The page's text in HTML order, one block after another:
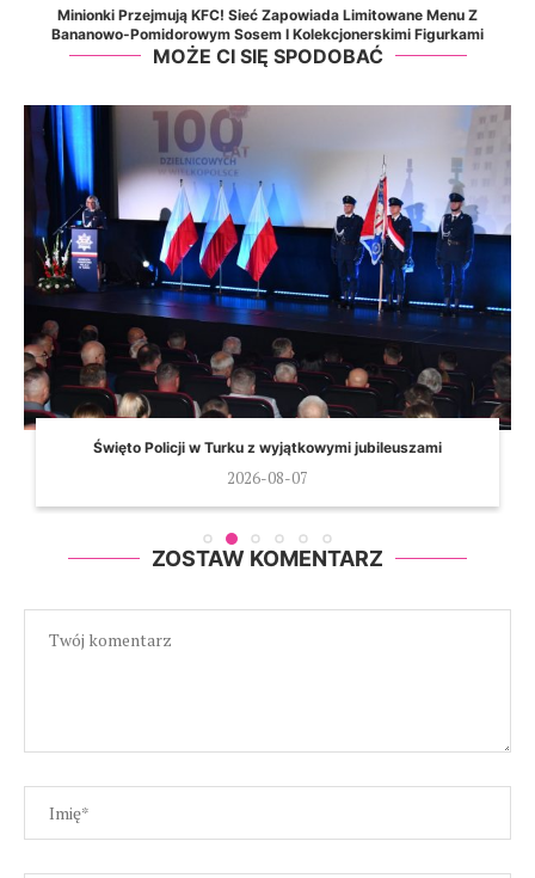
Minionki Przejmują KFC! Sieć Zapowiada Limitowane Menu Z
Bananowo-Pomidorowym Sosem I Kolekcjonerskimi Figurkami
MOŻE CI SIĘ SPODOBAĆ
Święto Policji w Turku z wyjątkowymi jubileuszami
2026-08-07
ZOSTAW KOMENTARZ